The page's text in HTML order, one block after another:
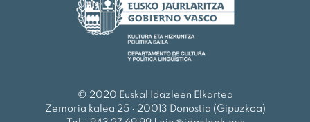
© 2020 Euskal Idazleen Elkartea
Zemoria kalea 25 · 20013 Donostia (Gipuzkoa)